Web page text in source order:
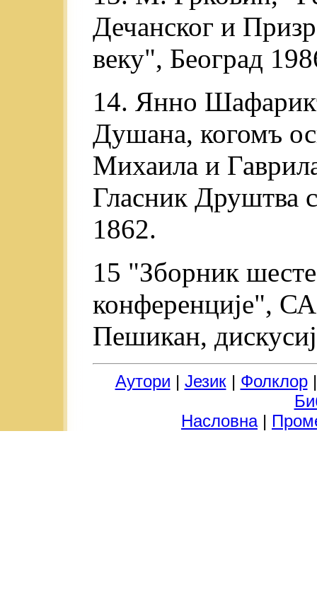
Дечанског и
веку", Београд
14. Янно
Душана, когомъ
Михаила и
Гласник Друштва
1862.
15 "Зборник шесте
конференције",
Пешикан,
Аутори | Језик| Фолклор
Насловна|